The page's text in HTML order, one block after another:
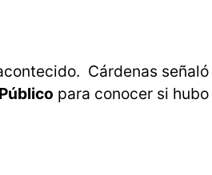
Cárdenas
para conocer si